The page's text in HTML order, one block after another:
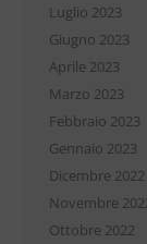
Luglio 2023
Giugno 2023
Aprile 2023
Marzo 2023
Febbraio 2023
Gennaio 2023
Dicembre 2022
Novembre
Ottobre 2022